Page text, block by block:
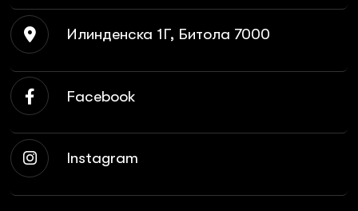
Илинденска 1Г, Битола 7000
Facebook
Instagram